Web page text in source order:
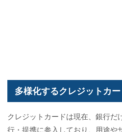
多様化するクレジットカ
クレジットカードは現在、銀行だ
行・提携に参入しており、用途や